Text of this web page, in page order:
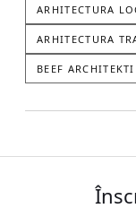
ARHITECTURA
ARHITECTURA
BEEF ARCHITEKTI